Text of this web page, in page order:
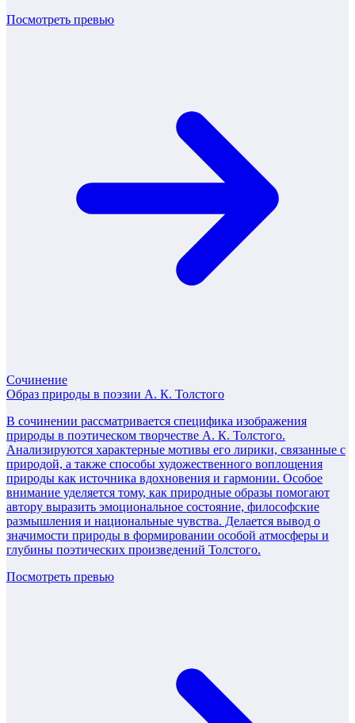
Посмотреть превью
Сочинение
Образ природы в поэзии А. К. Толстого
В сочинении рассматривается специфика изображения
природы в поэтическом творчестве А. К. Толстого.
Анализируются характерные мотивы его лирики, связанные с
природой, а также способы художественного воплощения
природы как источника вдохновения и гармонии. Особое
внимание уделяется тому, как природные образы помогают
автору выразить эмоциональное состояние, философские
размышления и национальные чувства. Делается вывод о
значимости природы в формировании особой атмосферы и
глубины поэтических произведений Толстого.
Посмотреть превью